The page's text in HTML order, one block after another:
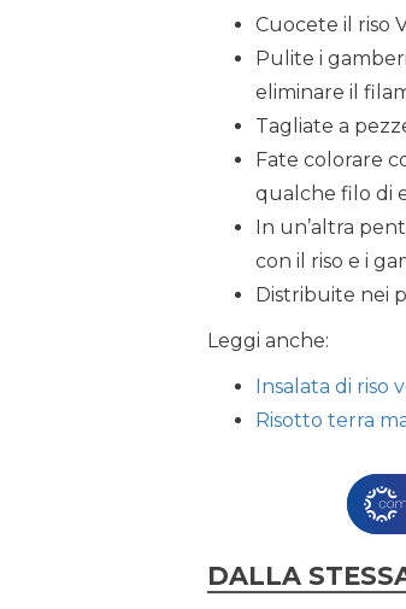
Cuocete il riso
Pulite i
eliminare il
Tagliate a
Fate colorare
qualche filo di
In un’altra
con il riso e i
Distribuite nei
Leggi anche:
Insalata di riso
Risotto terra
DALLA